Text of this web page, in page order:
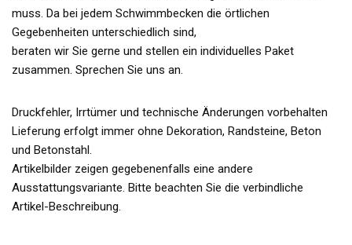
muss. Da bei jedem Schwimmbecken die örtlichen
Gegebenheiten unterschiedlich sind,
beraten wir Sie gerne und stellen ein individuelles Paket
zusammen. Sprechen Sie uns an.
Druckfehler, Irrtümer und technische Änderungen vorbehalten
Lieferung erfolgt immer ohne Dekoration, Randsteine, Beton
und Betonstahl.
Artikelbilder zeigen gegebenenfalls eine andere
Ausstattungsvariante. Bitte beachten Sie die verbindliche
Artikel-Beschreibung.